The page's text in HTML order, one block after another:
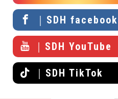
｜SDH facebook
｜SDH YouTube
｜SDH TikTok